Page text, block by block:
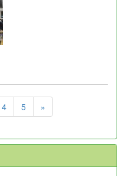
4 5 »